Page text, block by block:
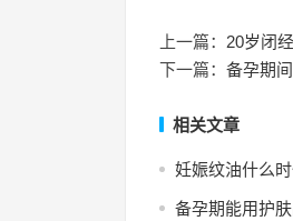
上一篇： 20岁闭
下一篇： 备孕期
相关文章
妊娠纹油什么
备孕期能用护